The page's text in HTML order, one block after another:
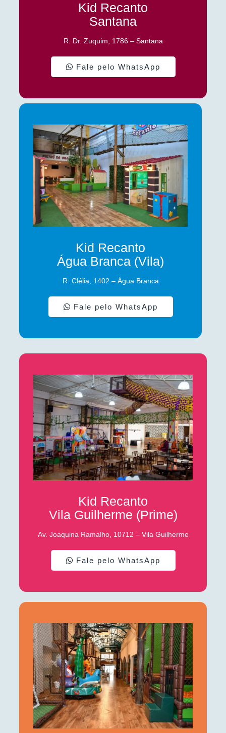
Kid Recanto
Santana
R. Dr. Zuquim, 1786 – Santana
Fale pelo WhatsApp
Kid Recanto
Água Branca (Vila)
R. Clélia, 1402 – Água Branca
Fale pelo WhatsApp
Kid Recanto
Vila Guilherme (Prime)
Av. Joaquina Ramalho, 10712 – Vila Guilherme
Fale pelo WhatsApp